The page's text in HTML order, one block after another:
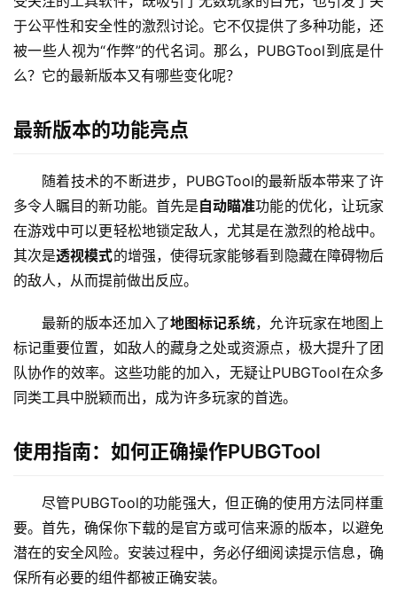
于公平性和安全性的激烈讨论。它不仅提供了多种功能，还
被一些人视为“作弊”的代名词。那么，PUBGTool到底是什
么？它的最新版本又有哪些变化呢？
最新版本的功能亮点
随着技术的不断进步，PUBGTool的最新版本带来了许
多令人瞩目的新功能。首先是自动瞄准功能的优化，让玩家
在游戏中可以更轻松地锁定敌人，尤其是在激烈的枪战中。
其次是透视模式的增强，使得玩家能够看到隐藏在障碍物后
的敌人，从而提前做出反应。
最新的版本还加入了地图标记系统，允许玩家在地图上
标记重要位置，如敌人的藏身之处或资源点，极大提升了团
队协作的效率。这些功能的加入，无疑让PUBGTool在众多
同类工具中脱颖而出，成为许多玩家的首选。
使用指南：如何正确操作PUBGTool
尽管PUBGTool的功能强大，但正确的使用方法同样重
要。首先，确保你下载的是官方或可信来源的版本，以避免
潜在的安全风险。安装过程中，务必仔细阅读提示信息，确
保所有必要的组件都被正确安装。